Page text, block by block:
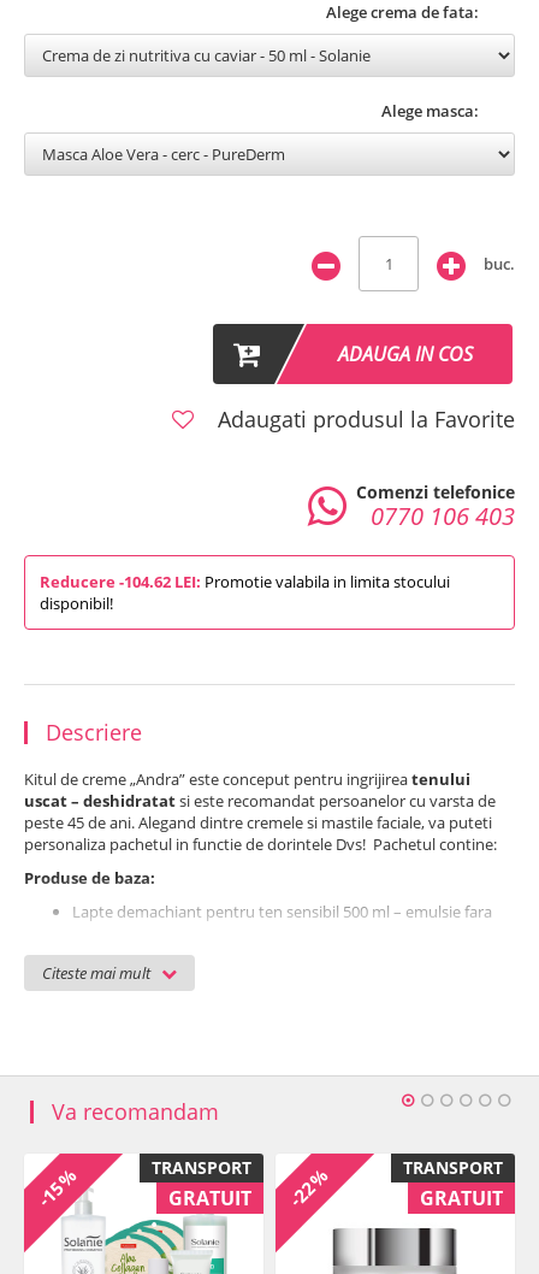
Alege crema de fata:
Alege masca:
buc.
ADAUGA IN COS
Adaugati produsul la Favorite
Comenzi telefonice
0770 106 403
Reducere -104.62 LEI: Promotie valabila in limita stocului
disponibil!
Descriere
Citeste mai mult
Kitul de creme „Andra” este conceput pentru ingrijireatenului
uscat – deshidratatsi este recomandat persoanelor cu varsta de
peste 45 de ani. Alegand dintre cremele si mastile faciale, va puteti
personaliza pachetul in functie de dorintele Dvs! Pachetul contine:
Produse de baza:
Lapte demachiant pentru ten sensibil 500 ml – emulsie fara
Lotiune tonica hidratanta 500 ml - are efect tonifiant si
hidratant si ajuta la reglarea PH-ului normal al tenului. Nu
contine alcool.
Masti – la alegere:
continut ridicat de aloe vera, avand efect hidratant, nutritiv si
calmant.
Masca gel dinamizanta Papaya Mango 100 ml - Datorita
continutului bogat in acizi de fructe, enzime si minerale,
masca are efect de dinamizare, improspatare si vitalizare.
Asigura hidratare si protectie tenului, reduce sensibilitatea si
Va recomandam
TRANSPORT
GRATUIT
-15% TRANSPORT
GRATUIT
-22%